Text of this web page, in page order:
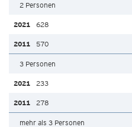
2 Personen
628
570
3 Personen
233
278
mehr als 3 Personen